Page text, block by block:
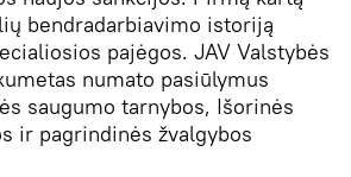
bendradarbiavimo istoriją
pajėgos. JAV Valstybės
numato pasiūlymus
saugumo tarnybos, Išorinės
ir pagrindinės žvalgybos